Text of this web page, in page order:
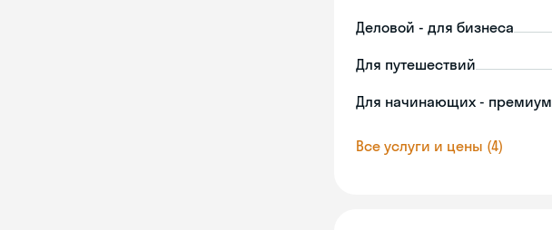
Деловой - для бизнеса
Для путешествий
Для начинающих - премиум
Все услуги и цены (4)